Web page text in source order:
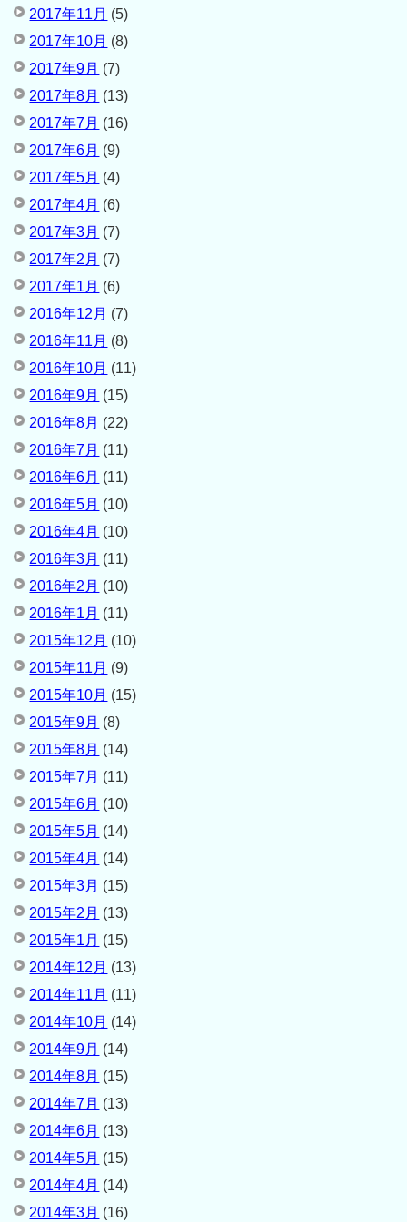
2017年11月 (5)
2017年10月 (8)
2017年9月 (7)
2017年8月 (13)
2017年7月 (16)
2017年6月 (9)
2017年5月 (4)
2017年4月 (6)
2017年3月 (7)
2017年2月 (7)
2017年1月 (6)
2016年12月 (7)
2016年11月 (8)
2016年10月 (11)
2016年9月 (15)
2016年8月 (22)
2016年7月 (11)
2016年6月 (11)
2016年5月 (10)
2016年4月 (10)
2016年3月 (11)
2016年2月 (10)
2016年1月 (11)
2015年12月 (10)
2015年11月 (9)
2015年10月 (15)
2015年9月 (8)
2015年8月 (14)
2015年7月 (11)
2015年6月 (10)
2015年5月 (14)
2015年4月 (14)
2015年3月 (15)
2015年2月 (13)
2015年1月 (15)
2014年12月 (13)
2014年11月 (11)
2014年10月 (14)
2014年9月 (14)
2014年8月 (15)
2014年7月 (13)
2014年6月 (13)
2014年5月 (15)
2014年4月 (14)
2014年3月 (16)